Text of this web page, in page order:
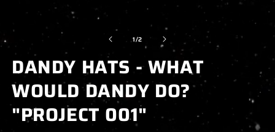
ELEMENTO
1
EN
UNA
VENTANA
MODAL
2
1/de
2
DANDY HATS - WHAT
WOULD DANDY DO?
"PROJECT 001"